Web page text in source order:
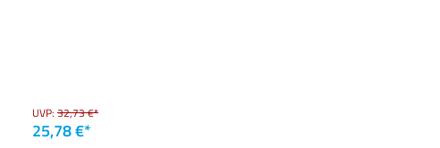
UVP: 32,73 €*
25,78 €*